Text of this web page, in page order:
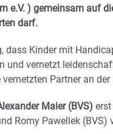
e.V. ) gemeinsam auf
darf.
dass Kinder mit
vernetzt
Partner an der
Maier (BVS)
Romy Pawellek (BVS)